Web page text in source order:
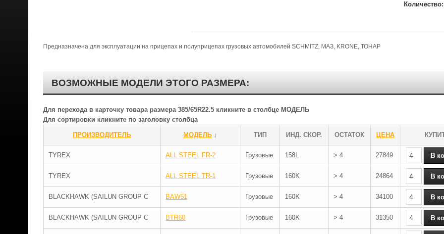
Количество:
Предназначена для эксплуатации на прицепах и полуприцепах грузовых автомобилей SCHMITZ, МАЗ, KRONE, ТОНАР
ВОЗМОЖНЫЕ МОДЕЛИ ЭТОГО РАЗМЕРА:
Для перехода в карточку товара размера 385/65R22.5 кликните в столбце МОДЕЛЬ
Для сортировки кликните по заголовку столбца
ПРОИЗВОДИТЕЛЬ МОДЕЛЬ ↓ ТИП ИНД. СКОР. ОСТАТОК ЦЕНА
TYREX ALL STEEL FR-2 Грузовые 158L > 4 27849
TYREX ALL STEEL TR-1 Грузовые 160K > 4 24864
BLACKHAWK (SAILUN GROUP C BAW51 Грузовые 160K > 4 34100
BLACKHAWK (SAILUN GROUP C BTR60 Грузовые 160K > 4 31350